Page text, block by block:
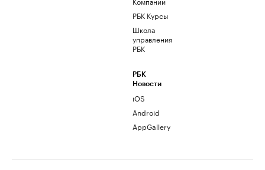
РБК Курсы
Школа
управления
РБК
РБК
Новости
iOS
Android
AppGallery